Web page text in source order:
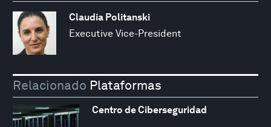
Claudia Politanski
Executive Vice-President
Relacionado Plataformas
Centro de Ciberseguridad